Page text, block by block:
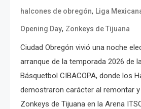
halcones de obregón, Liga
Opening Day, Zonkeys de Tijuana
Ciudad Obregón vivió una noche
arranque de la temporada 2026 de
Básquetbol CIBACOPA, donde los
demostraron carácter al remontar
Zonkeys de Tijuana en la Arena